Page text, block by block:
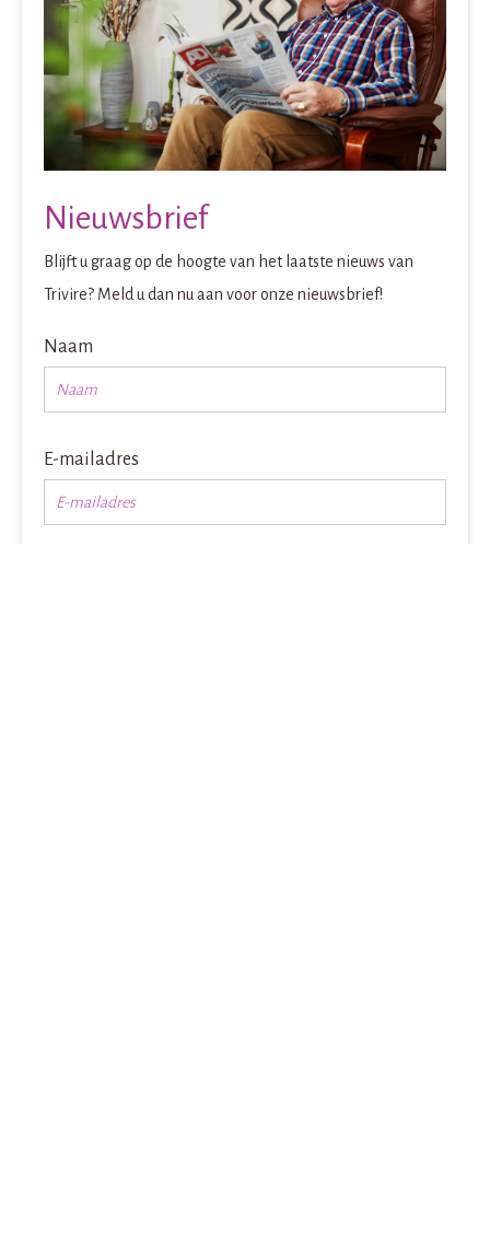
Nieuwsbrief
Blijft u graag op de hoogte van het laatste nieuws van
Trivire? Meld u dan nu aan voor onze nieuwsbrief!
Naam
E-mailadres